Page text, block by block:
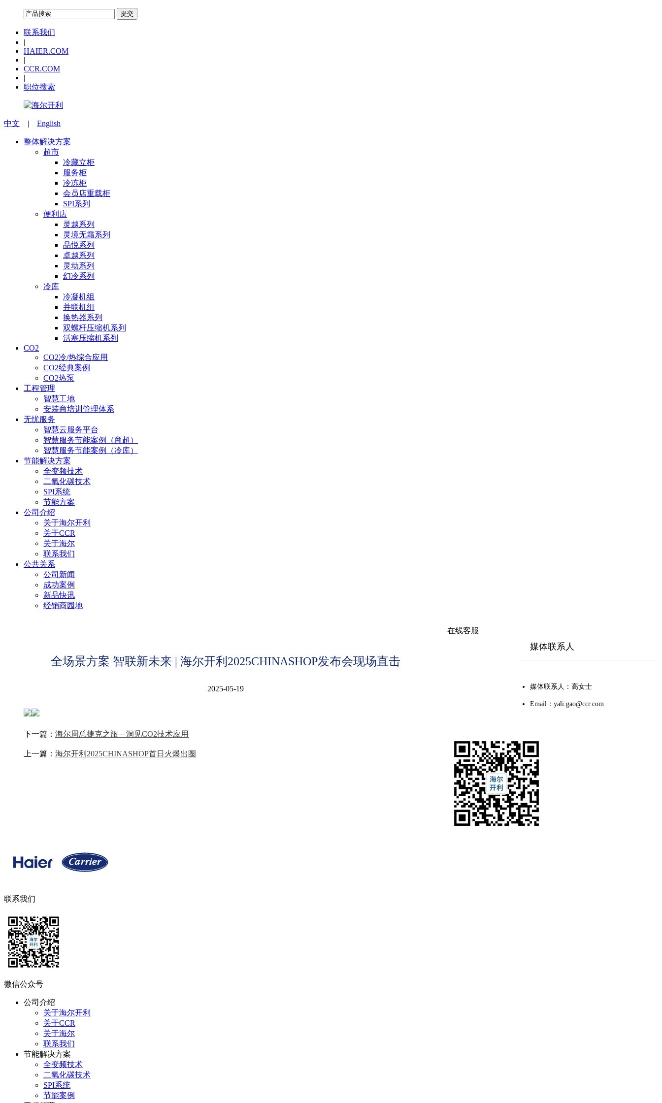
联系我们
|
HAIER.COM
|
CCR.COM
|
职位搜索
中文 | English
整体解决方案
超市
冷藏立柜
服务柜
冷冻柜
会员店重载柜
SPI系列
便利店
灵越系列
灵境无霜系列
品悦系列
卓越系列
灵动系列
幻冷系列
冷库
冷凝机组
并联机组
换热器系列
双螺杆压缩机系列
活塞压缩机系列
CO2
CO2冷/热综合应用
CO2经典案例
CO2热泵
工程管理
智慧工地
安装商培训管理体系
无忧服务
智慧云服务平台
智慧服务节能案例（商超）
智慧服务节能案例（冷库）
节能解决方案
全变频技术
二氧化碳技术
SPI系统
节能方案
公司介绍
关于海尔开利
关于CCR
关于海尔
联系我们
公共关系
公司新闻
成功案例
新品快讯
经销商园地
全场景方案 智联新未来 | 海尔开利2025CHINASHOP发布会现场直击
2025-05-19
下一篇： 海尔周总捷克之旅 – 洞见CO2技术应用
上一篇： 海尔开利2025CHINASHOP首日火爆出圈
媒体联系人
媒体联系人：高女士
Email：yali.gao@ccr.com
在线客服
联系我们
微信公众号
公司介绍
关于海尔开利
关于CCR
关于海尔
联系我们
节能解决方案
全变频技术
二氧化碳技术
SPI系统
节能案例